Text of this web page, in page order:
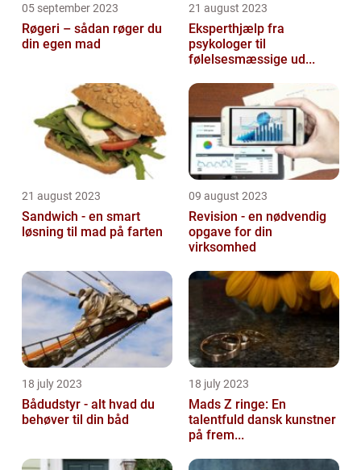
05 september 2023
Røgeri – sådan røger du
din egen mad
21 august 2023
Eksperthjælp fra
psykologer til
følelsesmæssige ud...
21 august 2023
Sandwich - en smart
løsning til mad på farten
09 august 2023
Revision - en nødvendig
opgave for din
virksomhed
18 july 2023
Bådudstyr - alt hvad du
behøver til din båd
18 july 2023
Mads Z ringe: En
talentfuld dansk kunstner
på frem...